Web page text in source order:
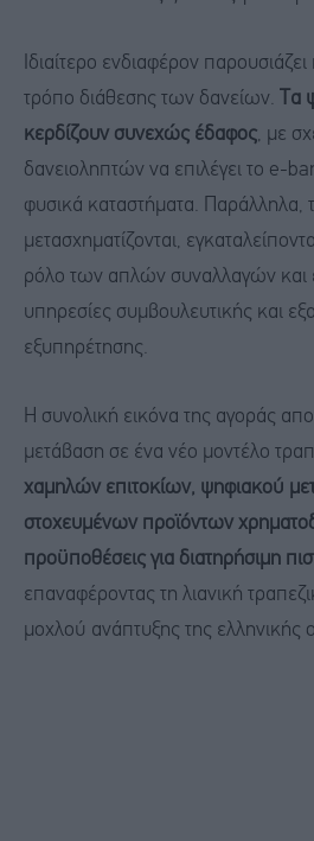
Ιδιαίτερο ενδιαφέρον
τρόπο διάθεσης των δανείων.
Τα
κερδίζουν συνεχώς έδαφος, με
δανειοληπτών να επιλέγει το e-
φυσικά καταστήματα. Παράλληλα,
μετασχηματίζονται,
ρόλο των απλών συναλλαγών και
υπηρεσίες συμβουλευτικής και
εξυπηρέτησης.
Η συνολική εικόνα της αγοράς
μετάβαση σε ένα νέο μοντέλο
χαμηλών επιτοκίων, ψηφιακού
στοχευμένων προϊόντων
προϋποθέσεις για διατηρήσιμη
επαναφέροντας τη λιανική
μοχλού ανάπτυξης της ελληνικής